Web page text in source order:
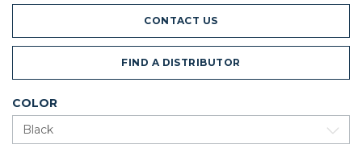
CONTACT US
FIND A DISTRIBUTOR
COLOR